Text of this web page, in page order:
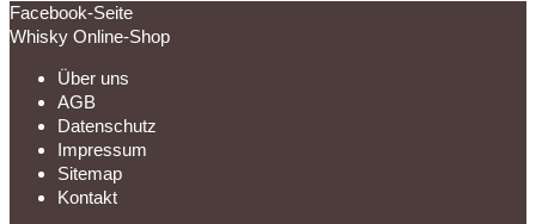
Facebook-Seite
Whisky Online-Shop
Über uns
AGB
Datenschutz
Impressum
Sitemap
Kontakt